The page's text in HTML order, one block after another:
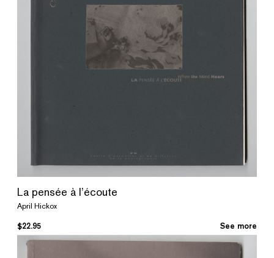
La pensée à l’écoute
April Hickox
$22.95 See more